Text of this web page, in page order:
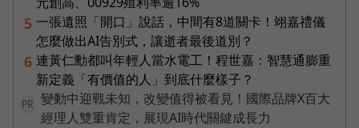
5 一張遺照「開口」說話，中間有8道關卡！翊嘉禮儀
怎麼做出AI告別式，讓逝者最後道別？
6 連黃仁勳都叫年輕人當水電工！程世嘉：智慧通膨重
新定義「有價值的人」到底什麼樣子？
PR
變動中迎戰未知，改變值得被看見！國際品牌X百大
經理人雙重肯定，展現AI時代關鍵成長力